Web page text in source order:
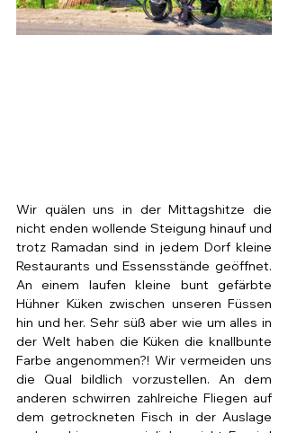
Wir quälen uns in der Mittagshitze die
nicht enden wollende Steigung hinauf und
trotz Ramadan sind in jedem Dorf kleine
Restaurants und Essensstände geöffnet.
An einem laufen kleine bunt gefärbte
Hühner Küken zwischen unseren Füssen
hin und her. Sehr süß aber wie um alles in
der Welt haben die Küken die knallbunte
Farbe angenommen?! Wir vermeiden uns
die Qual bildlich vorzustellen. An dem
anderen schwirren zahlreiche Fliegen auf
dem getrockneten Fisch in der Auslage